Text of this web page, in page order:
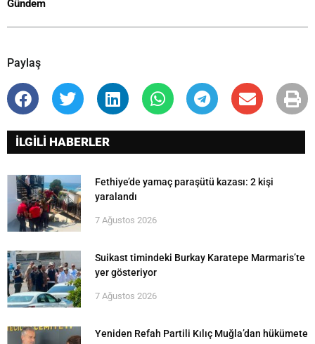
Gündem
Paylaş
İLGİLİ HABERLER
Fethiye’de yamaç paraşütü kazası: 2 kişi
yaralandı
7 Ağustos 2026
Suikast timindeki Burkay Karatepe Marmaris’te
yer gösteriyor
7 Ağustos 2026
Yeniden Refah Partili Kılıç Muğla’dan hükümete